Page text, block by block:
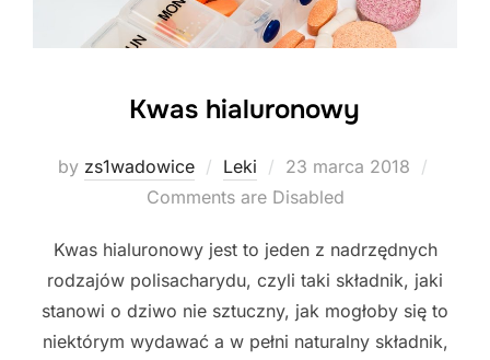
Kwas hialuronowy
by zs1wadowice Leki
Posted
on
23 marca 2018
Comments are Disabled
Kwas hialuronowy jest to jeden z nadrzędnych
rodzajów polisacharydu, czyli taki składnik, jaki
stanowi o dziwo nie sztuczny, jak mogłoby się to
niektórym wydawać a w pełni naturalny składnik,